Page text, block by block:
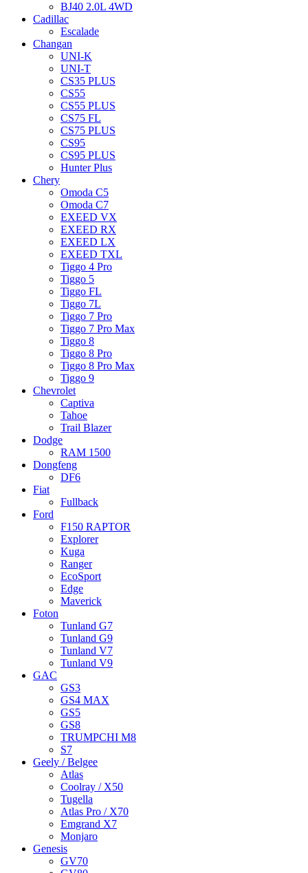
BJ40 2.0L 4WD
Cadillac
Escalade
Changan
UNI-K
UNI-T
CS35 PLUS
CS55
CS55 PLUS
CS75 FL
CS75 PLUS
CS95
CS95 PLUS
Hunter Plus
Chery
Omoda C5
Omoda C7
EXEED VX
EXEED RX
EXEED LX
EXEED TXL
Tiggo 4 Pro
Tiggo 5
Tiggo FL
Tiggo 7L
Tiggo 7 Pro
Tiggo 7 Pro Max
Tiggo 8
Tiggo 8 Pro
Tiggo 8 Pro Max
Tiggo 9
Chevrolet
Captiva
Tahoe
Trail Blazer
Dodge
RAM 1500
Dongfeng
DF6
Fiat
Fullback
Ford
F150 RAPTOR
Explorer
Kuga
Ranger
EcoSport
Edge
Maverick
Foton
Tunland G7
Tunland G9
Tunland V7
Tunland V9
GAC
GS3
GS4 MAX
GS5
GS8
TRUMPCHI M8
S7
Geely / Belgee
Atlas
Coolray / X50
Tugella
Atlas Pro / X70
Emgrand X7
Monjaro
Genesis
GV70